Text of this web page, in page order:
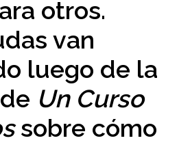
otros.
van
luego de la
Un Curso
sobre cómo